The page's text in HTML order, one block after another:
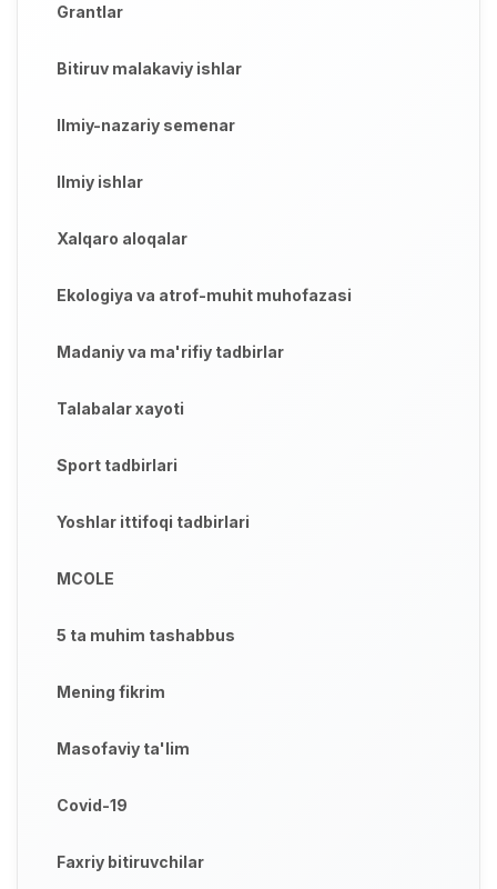
Grantlar
Bitiruv malakaviy ishlar
Ilmiy-nazariy semenar
Ilmiy ishlar
Xalqaro aloqalar
Ekologiya va atrof-muhit muhofazasi
Madaniy va ma'rifiy tadbirlar
Talabalar xayoti
Sport tadbirlari
Yoshlar ittifoqi tadbirlari
MCOLE
5 ta muhim tashabbus
Mening fikrim
Masofaviy ta'lim
Covid-19
Faxriy bitiruvchilar